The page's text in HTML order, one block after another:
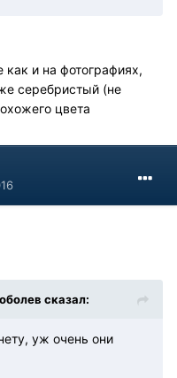
и на фотографиях,
серебристый (не
цвета
сказал:
уж очень они